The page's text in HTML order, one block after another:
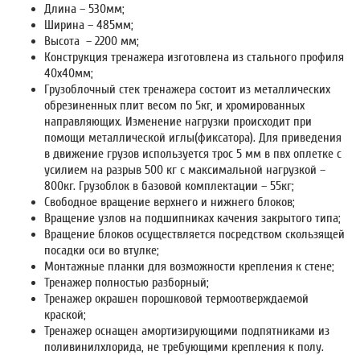
Длина – 530мм;
Ширина – 485мм;
Высота – 2200 мм;
Конструкция тренажера изготовлена из стального профиля
40х40мм;
Грузоблочный стек тренажера состоит из металлических
обрезиненных плит весом по 5кг, и хромированных
направляющих. Изменение нагрузки происходит при
помощи металлической иглы(фиксатора). Для приведения
в движение грузов используется трос 5 мм в пвх оплетке с
усилием на разрыв 500 кг с максимальной нагрузкой –
800кг. Грузоблок в базовой комплектации – 55кг;
Свободное вращение верхнего и нижнего блоков;
Вращение узлов на подшипниках качения закрытого типа;
Вращение блоков осуществляется посредством скользящей
посадки оси во втулке;
Монтажные планки для возможности крепления к стене;
Тренажер полностью разборный;
Тренажер окрашен порошковой термоотверждаемой
краской;
Тренажер оснащен амортизирующими подпятниками из
поливинилхлорида, не требующими крепления к полу.